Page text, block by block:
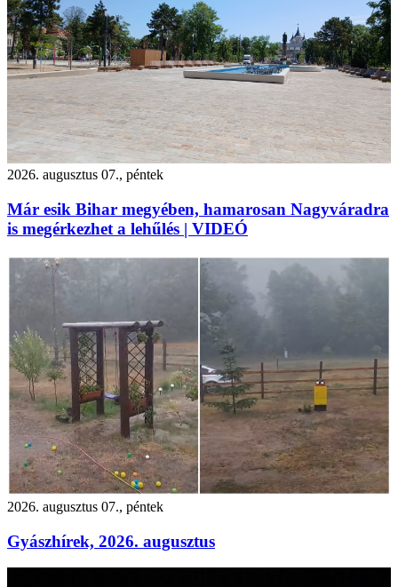
2026. augusztus 07., péntek
Már esik Bihar megyében, hamarosan Nagyváradra
is megérkezhet a lehűlés | VIDEÓ
2026. augusztus 07., péntek
Gyászhírek, 2026. augusztus